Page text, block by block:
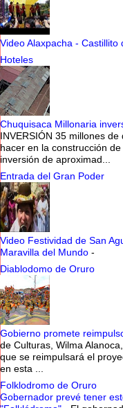
Video Alaxpacha - Castillito
Hoteles
Chuquisaca Millonaria
INVERSIÓN 35 millones
hacer en la construcción
inversión de aproximad...
Entrada del Gran Poder
Video Festividad de San
Maravilla del Mundo -
Diablodomo de Oruro
Gobierno promete
de Culturas, Wilma
que se reimpulsará el
en esta ...
Folklodromo de Oruro
Gobernador prevé tener